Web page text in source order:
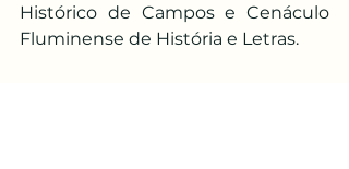
Histórico de Campos e Cenáculo
Fluminense de História e Letras.